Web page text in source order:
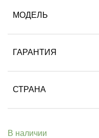
МОДЕЛЬ
ГАРАНТИЯ
СТРАНА
В наличии